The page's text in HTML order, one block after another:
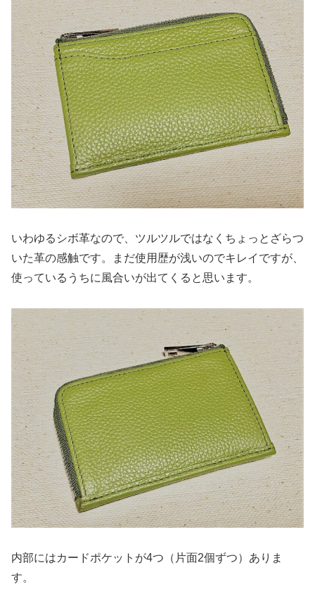
いわゆるシボ革なので、ツルツルではなくちょっとざらつ
いた革の感触です。まだ使用歴が浅いのでキレイですが、
使っているうちに風合いが出てくると思います。
内部にはカードポケットが4つ（片面2個ずつ）ありま
す。